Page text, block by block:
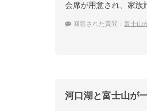
会席が用意され、家族
回答された質問： 富士山
河口湖と富士山が